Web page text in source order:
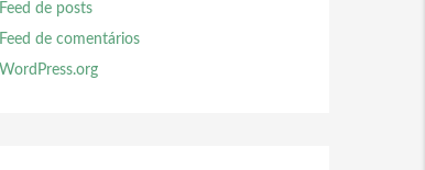
Feed de posts
Feed de comentários
WordPress.org